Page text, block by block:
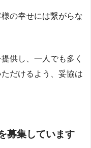
の幸せには繋がらな
供し、一人でも多く
だけるよう、妥協は
募集しています